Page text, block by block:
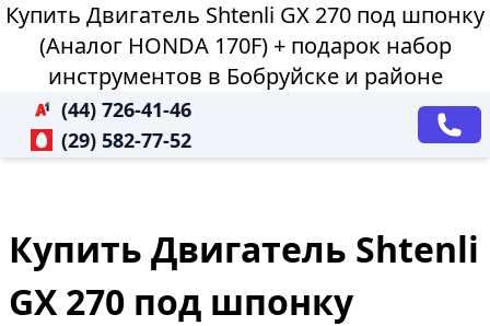
Купить Двигатель Shtenli GX 270 под шпонку
(Аналог HONDA 170F) + подарок набор
инструментов в Бобруйске и районе
(44) 726-41-46
(29) 582-77-52
Купить Двигатель Shtenli
GX 270 под шпонку